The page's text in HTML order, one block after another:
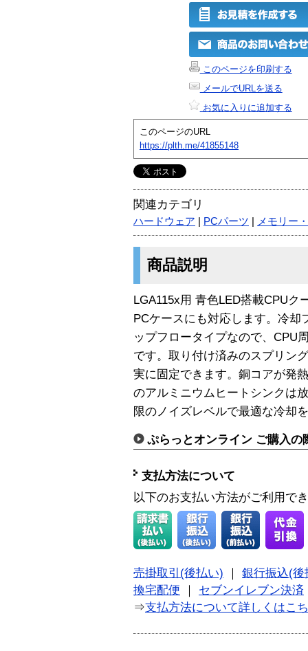
このページを印刷する
メールでURLを送る
お気に入りに追加する
このページのURL
https://plth.me/41855148
関連カテゴリ
ハードウェア PCパーツ メモリー
商品説明
LGA115x用 青色LED搭載CPUク
PCケースにも対応します。冷却
ップフロータイプなので、CPU
です。取り付け済みのスプリン
実に固定できます。銅コアが発
のアルミニウムヒートシンクは
限のノイズレベルで最適な冷却
ぷらっとオンライン ご購入の
支払方法について
以下のお支払い方法がご利用で
売掛取引(後払い)
銀行振込(後
換宅配便
セブンイレブン決済
⇒支払方法について詳しくはこ